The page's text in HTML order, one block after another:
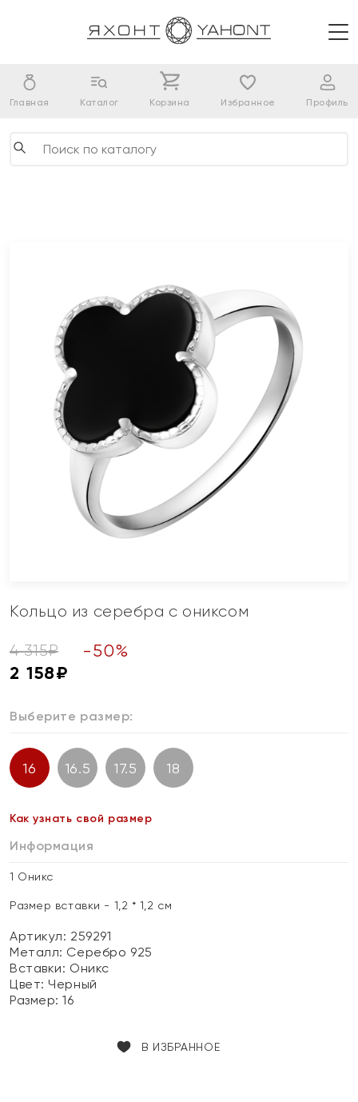
Главная Каталог Корзина Избранное Профиль
Кольцо из серебра с ониксом
4 315₽ -50%
2 158₽
Выберите размер:
16 16.5 17.5 18
Как узнать свой размер
Информация
1 Оникс
Размер вставки - 1,2 * 1,2 см
Артикул: 259291
Металл: Серебро 925
Вставки: Оникс
Цвет:Черный
Размер:16
В ИЗБРАННОЕ